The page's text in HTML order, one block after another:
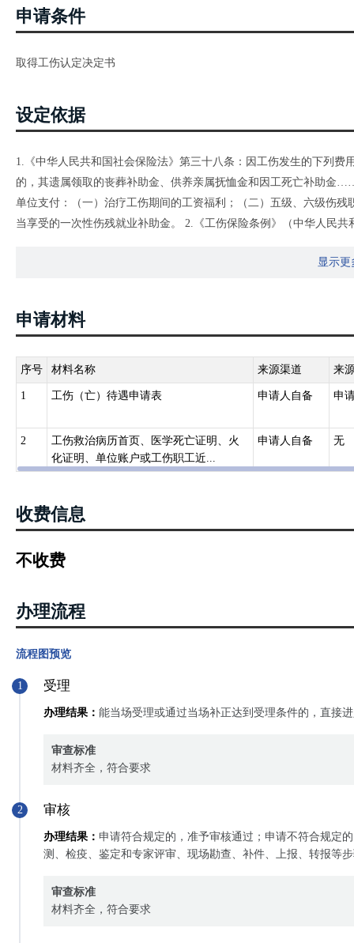
申请条件
取得工伤认定决定书
设定依据
1.《中华人民共和国社会保险法》第三十八条：因工伤发生的下列
的，其遗属领取的丧葬补助金、供养亲属抚恤金和因工死亡补助金
单位支付：（一）治疗工伤期间的工资福利；（二）五级、六级伤
当享受的一次性伤残就业补助金。 2.《工伤保险条例》（中华人民
工月平均工 资；（二）供养亲属抚恤金按照职工本人工资的一定比
（二）项规定的待遇。第四十一条：职工因工外出期间发生事故或
50%……。 3.《关于印发工伤保险经办规程的通知》（人社部发〔
致死亡的，业务部门根据工亡时间上年度全国城镇居民人均可支配
金……。
显示更
申请材料
序号 材料名称 来源渠道 来
1 工伤（亡）待遇申请表 申请人自备 申
2
工伤救治病历首页、医学死亡证明、火
化证明、单位账户或工伤职工近...
申请人自备 无
收费信息
不收费
办理流程
流程图预览
1 受理
办理结果： 能当场受理或通过当场补正达到受理条件的，直接
审查标准
材料齐全，符合要求
2 审核
办理结果： 申请符合规定的，准予审核通过；申请不符合规定
测、检疫、鉴定和专家评审、现场勘查、补件、上报、转报等
审查标准
材料齐全，符合要求